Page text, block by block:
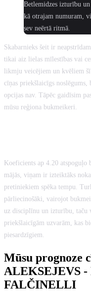
Betlemidzes izturību
kā otrajam numuram,
sev neērtā ritmā.
Skabarnieks šeit ir
tikai aiz lielas mīlestības vai
likmju veicējiem un kvēliem
cīņas priekšlaicīgs noslēgums,
opcijas nav. Tāpēc gaidīsim
mūsu reģiona bukmeikeri.
Koeficients ap 4.20 atspoguļo
mājās, viņam ir izteiktāks
pretiniekiem spēka tempu.
pārliecinošāki, vairojot
uz disciplīnu un izturību, taču
priekšlaicīgām uzvarām, kas
piesardzīgiem.
Mūsu prognoze
ALEKSEJEVS
FALČINELLI